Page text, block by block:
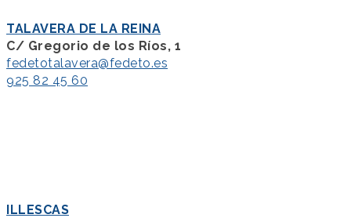
TALAVERA DE LA REINA
C/ Gregorio de los Ríos, 1
fedetotalavera@fedeto.es
925 82 45 60
ILLESCAS